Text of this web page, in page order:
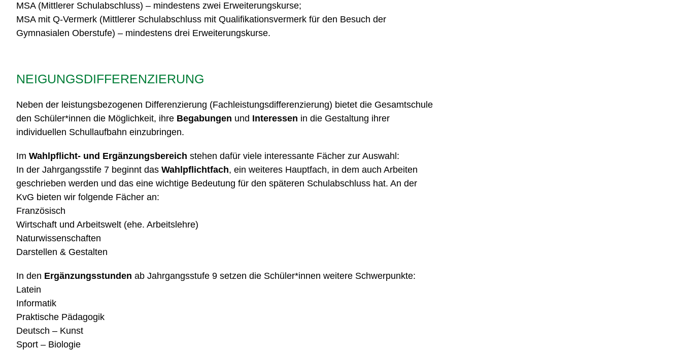
MSA (Mittlerer Schulabschluss) – mindestens zwei Erweiterungskurse;
MSA mit Q-Vermerk (Mittlerer Schulabschluss mit Qualifikationsvermerk für den Besuch der
Gymnasialen Oberstufe) – mindestens drei Erweiterungskurse.
NEIGUNGSDIFFERENZIERUNG
Neben der leistungsbezogenen Differenzierung (Fachleistungsdifferenzierung) bietet die Gesamtschule
den Schüler*innen die Möglichkeit, ihre Begabungen und Interessen in die Gestaltung ihrer
individuellen Schullaufbahn einzubringen.
Im Wahlpflicht- und Ergänzungsbereich stehen dafür viele interessante Fächer zur Auswahl:
In der Jahrgangsstife 7 beginnt das Wahlpflichtfach, ein weiteres Hauptfach, in dem auch Arbeiten
geschrieben werden und das eine wichtige Bedeutung für den späteren Schulabschluss hat. An der
KvG bieten wir folgende Fächer an:
Französisch
Wirtschaft und Arbeitswelt (ehe. Arbeitslehre)
Naturwissenschaften
Darstellen & Gestalten
In den Ergänzungsstunden ab Jahrgangsstufe 9 setzen die Schüler*innen weitere Schwerpunkte:
Latein
Informatik
Praktische Pädagogik
Deutsch – Kunst
Sport – Biologie